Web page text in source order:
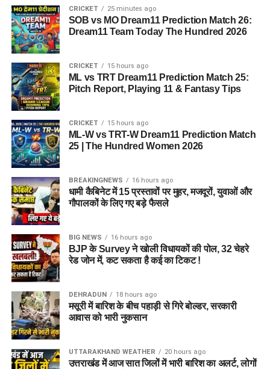
CRICKET 25 minutes ago
SOB vs MO Dream11 Prediction Match 26:
Dream11 Team Today The Hundred 2026
CRICKET 15 hours ago
ML vs TRT Dream11 Prediction Match 25:
Pitch Report, Playing 11 & Fantasy Tips
CRICKET 15 hours ago
ML-W vs TRT-W Dream11 Prediction Match
25 | The Hundred Women 2026
BREAKINGNEWS 16 hours ago
धामी कैबिनेट में 15 प्रस्तावों पर मुहर, मजदूरों, युवाओं और
गौपालकों के लिए गए बड़े फैसले
BIG NEWS 16 hours ago
BJP के Survey ने खोली विधायकों की पोल, 32 चेहरे
रेड जोन में, कट सकता है कई का टिकट !
DEHRADUN 18 hours ago
मसूरी में बारिश के बीच पहाड़ी से गिरे बोल्डर, सरकारी
आवास को भारी नुकसान
UTTARAKHAND WEATHER 20 hours ago
उत्तराखंड में आज सात जिलों में भारी बारिश का अलर्ट, लोगों